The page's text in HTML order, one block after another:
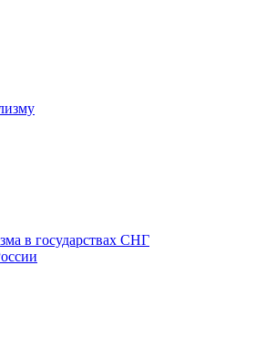
в государствах СНГ